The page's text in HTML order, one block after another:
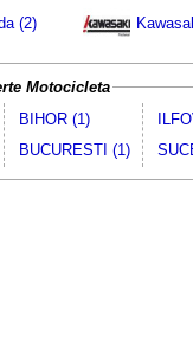
(2)
Motocicleta
BIHOR (1)
BUCURESTI (1)